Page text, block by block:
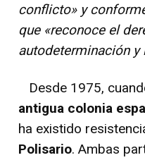
conflicto» y
que «reconoce el
autodeterminación y
Desde 1975,
antigua colonia
ha existido
Polisario. Ambas